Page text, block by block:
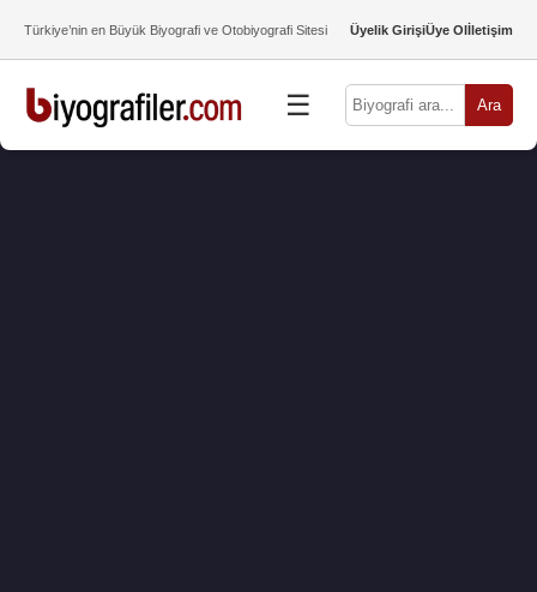
Türkiye’nin en Büyük Biyografi ve Otobiyografi Sitesi Üyelik GirişiÜye Olİletişim
☰ Ara